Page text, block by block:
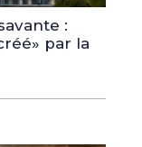
:
par la